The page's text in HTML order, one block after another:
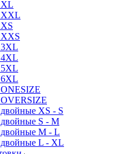
XL
XXL
3XL
4XL
5XL
6XL
XS - S
S - M
M - L
L - XL